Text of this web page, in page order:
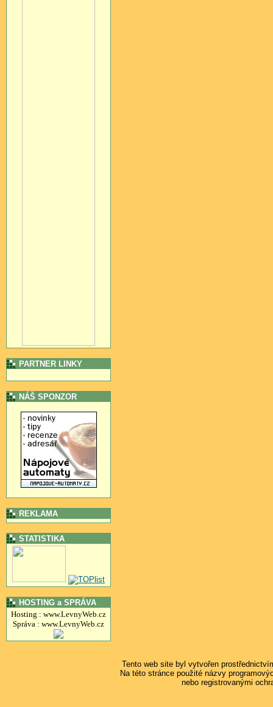
PARTNER LINKY
NÁŠ SPONZOR
REKLAMA
STATISTIKA
HOSTING a SPRÁVA
Hosting : www.LevnyWeb.cz
Správa : www.LevnyWeb.cz
Tento web site byl vytvořen
Na této stránce použité názvy
nebo registrovanými